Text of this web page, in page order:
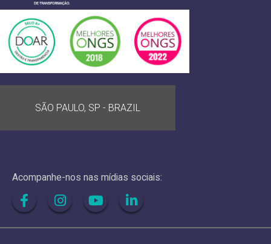
SÃO PAULO, SP - BRAZIL
Acompanhe-nos nas mídias sociais: